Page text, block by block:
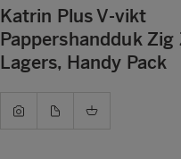
Katrin Plus V-vikt
Pappershandduk Zig
Lagers, Handy Pack